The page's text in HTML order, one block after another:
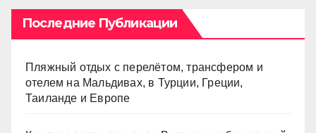
Последние Публикации
Пляжный отдых с перелётом, трансфером и
отелем на Мальдивах, в Турции, Греции,
Таиланде и Европе